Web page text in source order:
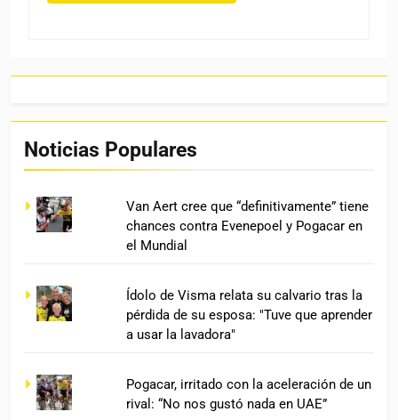
Noticias Populares
Van Aert cree que “definitivamente” tiene
chances contra Evenepoel y Pogacar en
el Mundial
Ídolo de Visma relata su calvario tras la
pérdida de su esposa: "Tuve que aprender
a usar la lavadora"
Pogacar, irritado con la aceleración de un
rival: “No nos gustó nada en UAE”